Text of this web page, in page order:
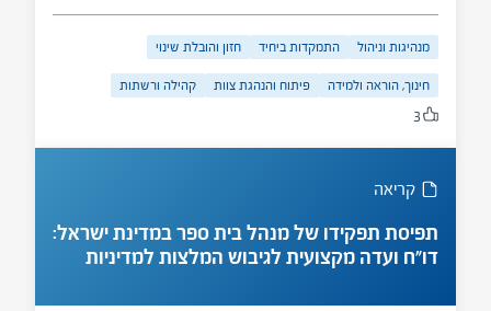
להנהגה: האחד, בטחון עצמי המבוטא באמצעות מוקד
שליטה פנימי, רמת חרדה תכונתית נמוכה ואמונה
במסוגלות עצמית כללית. השני, דפוסי חשיבה
המאופיינים באופטימיות. והשלישי, יכולות הנדרשות
לקיום יחסים פרו-סוציאליים, אשר מתפתחות בשלבי
החיים הראשונים ונמצאו שכיחות יותר בקרב בעלי
ביותר בין "מנהיגים" ל"לא מנהיגים" הוא חרדה
תכונתית. בחינת השפעתם של המשתנים השונים על
המשתנה הרציף של מנהיגות העלתה כי למשתנים,
מנהיגות וניהול התמקדות ביחיד חזון והובלת שינוי
חינוך, הוראה ולמידה פיתוח והנהגת צוות קהילה ורשתות
3
קריאה
תפיסת תפקידו של מנהל בית ספר במדינת ישראל:
דו"ח ועדה מקצועית לגיבוש המלצות למדיניות